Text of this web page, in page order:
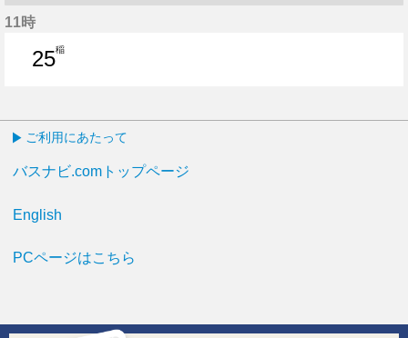
11時
25稲
ご利用にあたって
バスナビ.comトップページ
English
PCページはこちら